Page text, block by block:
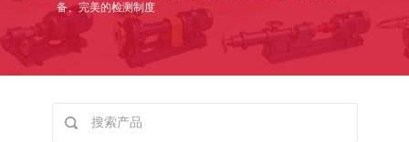
备、完美的检测制度